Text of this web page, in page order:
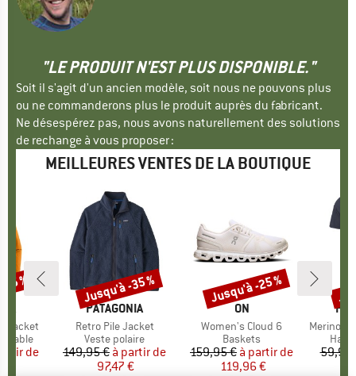
"LE PRODUIT N'EST PLUS DISPONIBLE."
Soit il s'agit d'un ancien modèle, soit nous ne pouvons plus
ou ne commanderons plus le produit auprès du fabricant.
Ne désespérez pas, nous avons naturellement des solutions
de rechange à vous proposer :
MEILLEURES VENTES DE LA BOUTIQUE
Jacket
réduit
de
%
MARQUE
PATAGONIA
Article
Retro Pile Jacket
Product group
Veste polaire
Prix
149,95 € Prix réduit
à partir de
97,47 €
Remise
Jusqu'à -35 %
MARQUE
ON
Article
Women's Cloud 6
Product group
Baskets
Prix
159,95 € Prix réduit
à partir de
119,96 €
Remise
Jusqu'à -25 %
Article
MerinoMix150
Haut
59,95